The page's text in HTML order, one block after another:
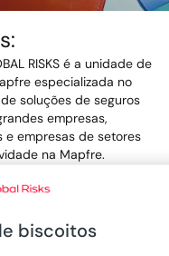
RISKS é a unidade de
especializada no
soluções de seguros
empresas,
e empresas de setores
na Mapfre.
biscoitos